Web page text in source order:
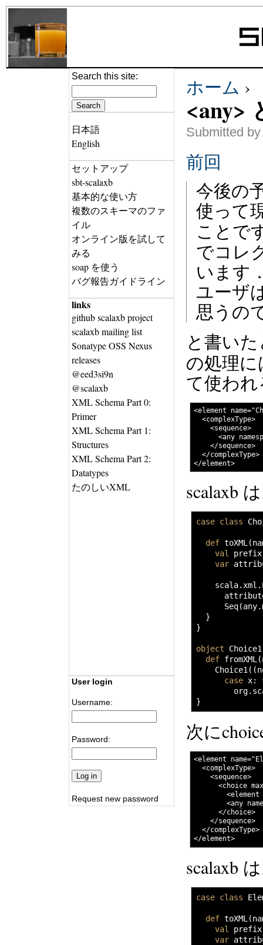
ホーム ›
<any>
Submitted
前回
今後の
使って
ことで
でコレ
います
ユーザ
思うの
と書い
の処理に
て使わ
<element
  <complexType>
    <sequence>
<any
    </sequence>
  </complexType>
scalaxb
case class
def toXML(
val
var
    scala.
xml .
      Seq
(any.
}
}
object
def fromXML(
    Choice1
( (
case x:
        org.
}
次に
<element
  <complexType>
    <sequence>
<choice
<element
<any
      </choice>
    </sequence>
  </complexType>
scalaxb
case class
def toXML (
val
var
Search this site:
日本語
English
セットアップ
sbt-scalaxb
基本的な使い方
複数のスキーマのファ
イル
オンライン版を試して
みる
soap を使う
バグ報告ガイドライン
links
github scalaxb project
scalaxb mailing list
Sonatype OSS Nexus
releases
@eed3si9n
@scalaxb
XML Schema Part 0:
Primer
XML Schema Part 1:
Structures
XML Schema Part 2:
Datatypes
たのしいXML
User login
Username:
Password:
Request new password